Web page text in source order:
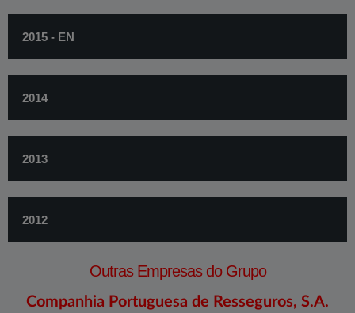
2015 - EN
2014
2013
2012
Outras Empresas do Grupo
Companhia Portuguesa de Resseguros, S.A.​